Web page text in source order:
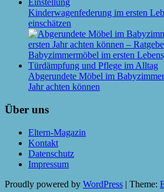
Kinderwagenfederung im ersten
einschätzen
Abgerundete Möbel im
Jahr achten können
Über uns
Eltern-Magazin
Kontakt
Datenschutz
Impressum
Proudly powered by WordPress | Theme: